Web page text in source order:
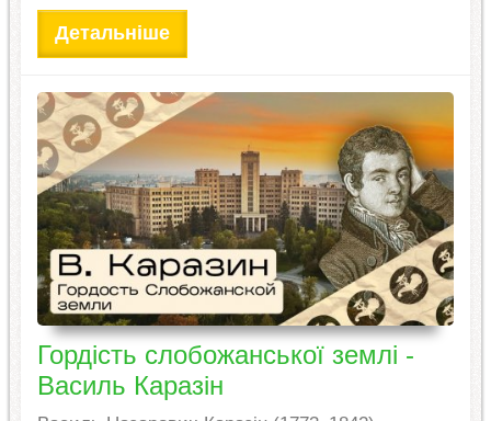
Детальніше
Гордість слобожанської землі -
Василь Каразін